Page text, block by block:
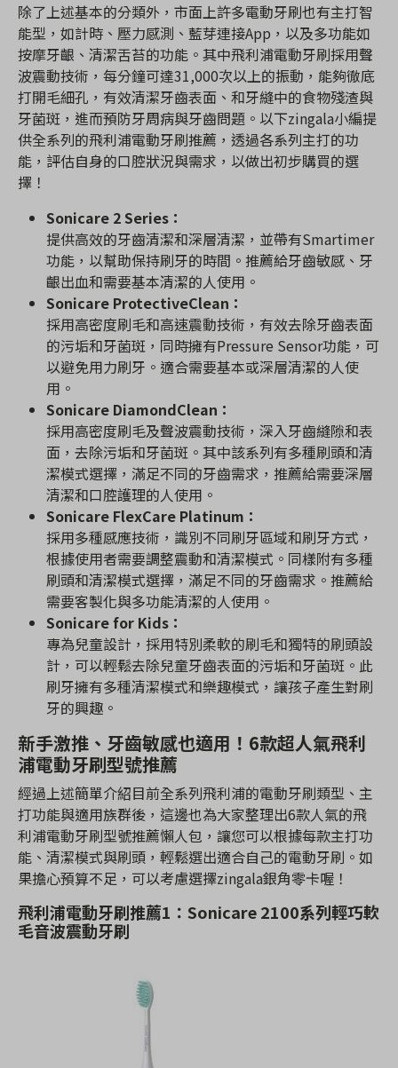
除了上述基本的分類外，市面上許多電動牙刷也有主打智
能型，如計時、壓力感測、藍芽連接App，以及多功能如
按摩牙齦、清潔舌苔的功能。其中飛利浦電動牙刷採用聲
波震動技術，每分鐘可達31,000次以上的振動，能夠徹底
打開毛細孔，有效清潔牙齒表面、和牙縫中的食物殘渣與
牙菌斑，進而預防牙周病與牙齒問題。以下zingala小編提
供全系列的飛利浦電動牙刷推薦，透過各系列主打的功
能，評估自身的口腔狀況與需求，以做出初步購買的選
擇！
Sonicare 2 Series：
提供高效的牙齒清潔和深層清潔，並帶有Smartimer
功能，以幫助保持刷牙的時間。推薦給牙齒敏感、牙
齦出血和需要基本清潔的人使用。
Sonicare ProtectiveClean：
採用高密度刷毛和高速震動技術，有效去除牙齒表面
的污垢和牙菌斑，同時擁有Pressure Sensor功能，可
以避免用力刷牙。適合需要基本或深層清潔的人使
用。
Sonicare DiamondClean：
採用高密度刷毛及聲波震動技術，深入牙齒縫隙和表
面，去除污垢和牙菌斑。其中該系列有多種刷頭和清
潔模式選擇，滿足不同的牙齒需求，推薦給需要深層
清潔和口腔護理的人使用。
Sonicare FlexCare Platinum：
採用多種感應技術，識別不同刷牙區域和刷牙方式，
根據使用者需要調整震動和清潔模式。同樣附有多種
刷頭和清潔模式選擇，滿足不同的牙齒需求。推薦給
需要客製化與多功能清潔的人使用。
Sonicare for Kids：
專為兒童設計，採用特別柔軟的刷毛和獨特的刷頭設
計，可以輕鬆去除兒童牙齒表面的污垢和牙菌斑。此
刷牙擁有多種清潔模式和樂趣模式，讓孩子產生對刷
牙的興趣。
新手激推、牙齒敏感也適用！6款超人氣飛利
浦電動牙刷型號推薦
經過上述簡單介紹目前全系列飛利浦的電動牙刷類型、主
打功能與適用族群後，這邊也為大家整理出6款人氣的飛
利浦電動牙刷型號推薦懶人包，讓您可以根據每款主打功
能、清潔模式與刷頭，輕鬆選出適合自己的電動牙刷。如
果擔心預算不足，可以考慮選擇zingala銀角零卡喔！
飛利浦電動牙刷推薦1： Sonicare 2100系列輕巧軟
毛音波震動牙刷